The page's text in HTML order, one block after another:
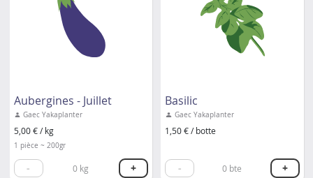
Aubergines - Juillet
Gaec Yakaplanter
5,00 € / kg
1 pièce ~ 200gr
- 0 kg +
Basilic
Gaec Yakaplanter
1,50 € / botte
- 0 bte +